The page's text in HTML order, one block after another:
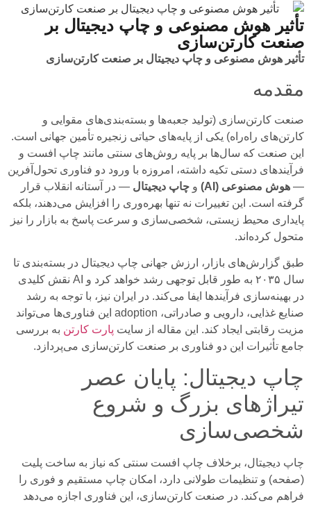
تأثیر هوش مصنوعی و چاپ دیجیتال بر
صنعت کارتن‌سازی
تأثیر هوش مصنوعی و چاپ دیجیتال بر صنعت کارتن‌سازی
مقدمه
صنعت کارتن‌سازی (تولید جعبه‌ها و بسته‌بندی‌های مقوایی و
کارتن‌های راه‌راه) یکی از پایه‌های حیاتی زنجیره تأمین جهانی است.
این صنعت که سال‌ها بر پایه روش‌های سنتی مانند چاپ افست و
فرآیندهای دستی تکیه داشته، امروزه با ورود دو فناوری تحول‌آفرین
— هوش مصنوعی (AI) و چاپ دیجیتال — در آستانه انقلاب قرار
گرفته است. این تغییرات نه تنها بهره‌وری را افزایش می‌دهند، بلکه
پایداری محیط زیستی، شخصی‌سازی و سرعت پاسخ به بازار را نیز
متحول کرده‌اند.
طبق گزارش‌های بازار، ارزش جهانی چاپ دیجیتال در بسته‌بندی تا
سال ۲۰۳۵ به طور قابل توجهی رشد خواهد کرد و AI نقش کلیدی
در بهینه‌سازی فرآیندها ایفا می‌کند. در ایران نیز، با توجه به رشد
صنایع غذایی، دارویی و صادراتی، adoption این فناوری‌ها می‌تواند
مزیت رقابتی ایجاد کند. این مقاله از سایت پارت کارتن به بررسی
جامع تأثیرات این دو فناوری بر صنعت کارتن‌سازی می‌پردازد.
چاپ دیجیتال: پایان عصر
تیراژهای بزرگ و شروع
شخصی‌سازی
چاپ دیجیتال، برخلاف چاپ افست سنتی که نیاز به ساخت پلیت
(صفحه) و تنظیمات طولانی دارد، امکان چاپ مستقیم و فوری را
فراهم می‌کند. در صنعت کارتن‌سازی، این فناوری اجازه می‌دهد